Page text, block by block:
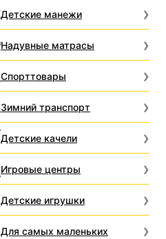
Детские манежи
Надувные матрасы
Спорттовары
Зимний транспорт
Детские качели
Игровые центры
Детские игрушки
Для самых маленьких